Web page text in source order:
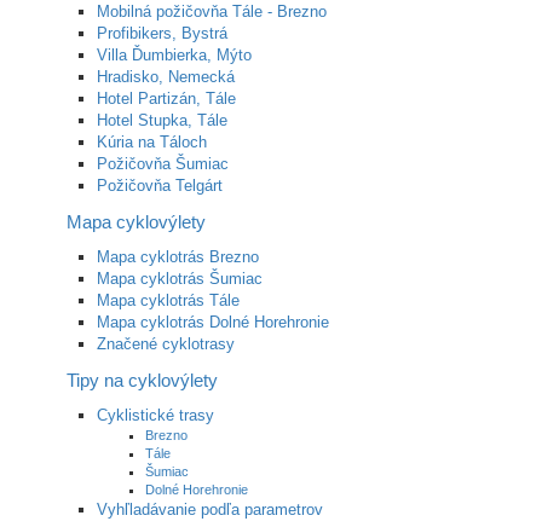
Mobilná požičovňa Tále - Brezno
Profibikers, Bystrá
Villa Ďumbierka, Mýto
Hradisko, Nemecká
Hotel Partizán, Tále
Hotel Stupka, Tále
Kúria na Táloch
Požičovňa Šumiac
Požičovňa Telgárt
Mapa cyklovýlety
Mapa cyklotrás Brezno
Mapa cyklotrás Šumiac
Mapa cyklotrás Tále
Mapa cyklotrás Dolné Horehronie
Značené cyklotrasy
Tipy na cyklovýlety
Cyklistické trasy
Brezno
Tále
Šumiac
Dolné Horehronie
Vyhľladávanie podľa parametrov